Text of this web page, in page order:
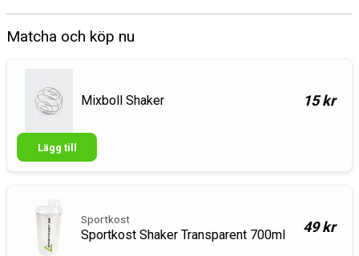
Matcha och köp nu
Mixboll Shaker 15 kr
Lägg till
Sportkost
Sportkost Shaker Transparent 700ml 49 kr